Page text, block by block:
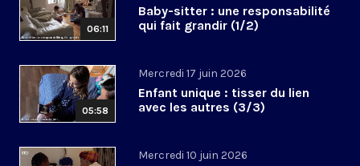
06:11
Baby-sitter : une responsabilité
qui fait grandir (1/2)
05:58
Mercredi 17 juin 2026
Enfant unique : tisser du lien
avec les autres (3/3)
Mercredi 10 juin 2026